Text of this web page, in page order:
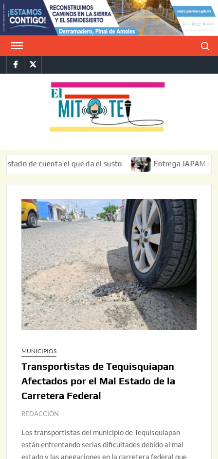
Saltar
al
contenido
FacebookTwitter
cuenta el que da el susto Entrega JAPAM
MUNICIPIOS
Transportistas de Tequisquiapan
Afectados por el Mal Estado de la
Carretera Federal
REDACCIÓN
Los transportistas del municipio de Tequisquiapan
están enfrentando serias dificultades debido al mal
estado y las anegaciones en la carretera federal que